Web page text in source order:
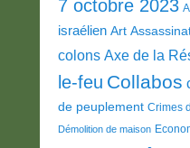
7 octobre 2023
israélien Art
colons Axe de la
le-feu Collabos
de peuplement Crimes
Démolition de maison